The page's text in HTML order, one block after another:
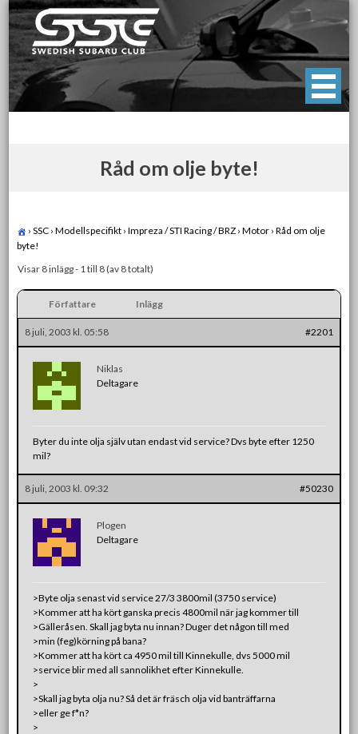
Skip
to
content
Swedish Subaru Club
För oss som älskar Subaru!
Råd om olje byte!
› SSC › Modellspecifikt › Impreza / STI Racing / BRZ › Motor › Råd om olje
byte!
Visar 8 inlägg - 1 till 8 (av 8 totalt)
Författare Inlägg
8 juli, 2003 kl. 05:58 #2201
Niklas
Deltagare
Byter du inte olja själv utan endast vid service? Dvs byte efter 1250
mil?
8 juli, 2003 kl. 09:32 #50230
Plogen
Deltagare
>Byte olja senast vid service 27/3 3800mil (3750 service)
>Kommer att ha kört ganska precis 4800mil när jag kommer till
>Gälleråsen. Skall jag byta nu innan? Duger det någon till med
>min (feg)körning på bana?
>Kommer att ha kört ca 4950 mil till Kinnekulle, dvs 5000 mil
>service blir med all sannolikhet efter Kinnekulle.
>
>Skall jag byta olja nu? Så det är fräsch olja vid banträffarna
>eller ge f*n?
>